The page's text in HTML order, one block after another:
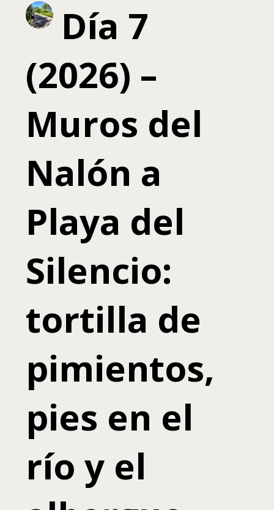
Día 7
(2026) –
Muros del
Nalón a
Playa del
Silencio:
tortilla de
pimientos,
pies en el
río y el